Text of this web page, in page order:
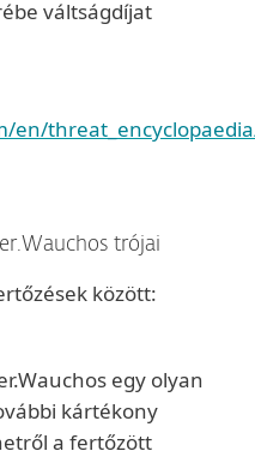
váltságdíjat
en/
trójai
között:
egy olyan
kártékony
a fertőzött